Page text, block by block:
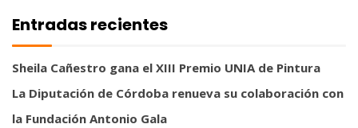
Entradas recientes
Sheila Cañestro gana el XIII Premio UNIA de Pintura
La Diputación de Córdoba renueva su colaboración con
la Fundación Antonio Gala